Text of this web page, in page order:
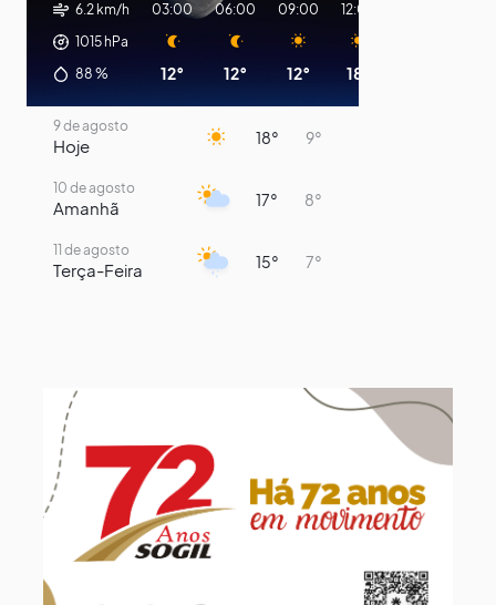
6.2 km/h
1015 hPa
88 %
03:00
12°
06:00
12°
09:00
12°
12:00
18°
9 de agosto
Hoje 18° 9°
10 de agosto
Amanhã 17° 8°
11 de agosto
Terça-Feira 15° 7°
Quinta-Feira 13°
14 de agosto
Sexta-Feira
15 de agosto
Sábado 22° 15°